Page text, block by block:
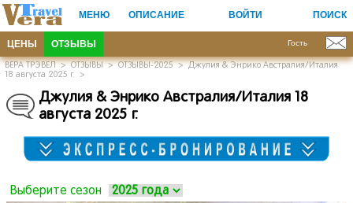
МЕНЮ ОПИСАНИЕ ВОЙТИ ПОИСК
ЦЕНЫ ОТЗЫВЫ Гость
ВЕРА ТРЭВЕЛ>ОТЗЫВЫ>ОТЗЫВЫ-2025>Джулия & Энрико Австралия/Италия
18 августа 2025 г. >
Джулия &Энрико Австралия/Италия 18
августа 2025 г.
Выберите сезон